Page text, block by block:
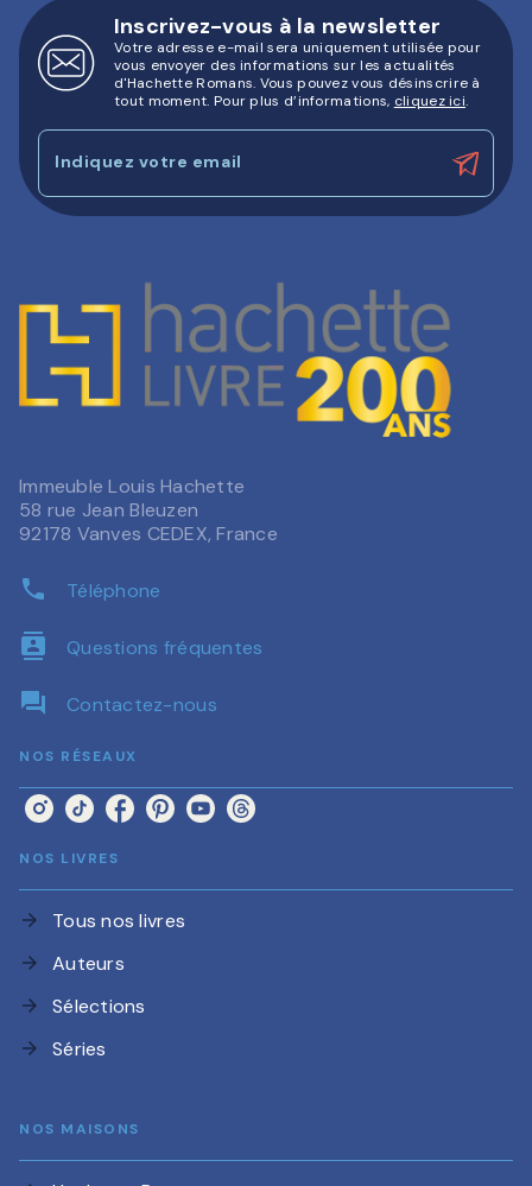
Inscrivez-vous à la newsletter
Votre adresse e-mail sera uniquement utilisée pour
vous envoyer des informations sur les actualités
d'Hachette Romans. Vous pouvez vous désinscrire à
tout moment. Pour plus d’informations, cliquez ici.
Indiquez votre email
Immeuble Louis Hachette
58 rue Jean Bleuzen
92178 Vanves CEDEX, France
phone Téléphone
contacts Questions fréquentes
question_answer Contactez-nous
NOS RÉSEAUX
NOS LIVRES
arrow_forward Tous nos livres
arrow_forward Auteurs
arrow_forward Sélections
arrow_forward Séries
NOS MAISONS